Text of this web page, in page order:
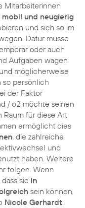
Mitarbeiterinnen
mobil und neugierig
und sich so im
Dafür müsse
oder auch
Aufgaben wagen
möglicherweise
so persönlich
der Faktor
/ o2 möchte seinen
für diese Art
ermöglicht dies
, die zahlreiche
und
haben. Weitere
folgen. Wenn
sie in
sein können,
Nicole Gerhardt.